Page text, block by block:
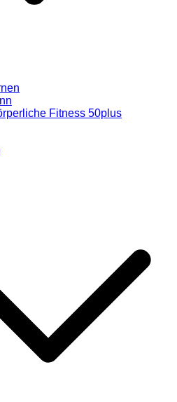
Fitness 50plus